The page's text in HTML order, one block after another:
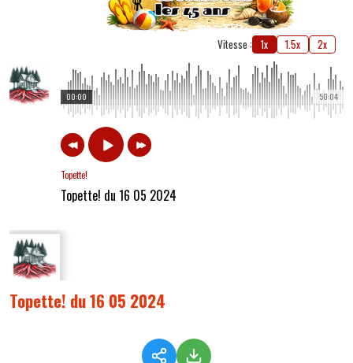
Vitesse : 1x 1.5x 2x
50:04
00:00
Topette!
Topette! du 16 05 2024
Topette! du 16 05 2024